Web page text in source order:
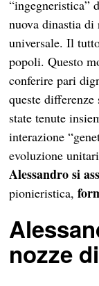
“ingegneristica”
nuova dinastia
universale. Il
popoli. Questo
conferire pari
queste differenze
state tenute
interazione
evoluzione
Alessandro si
pionieristica,
nozze